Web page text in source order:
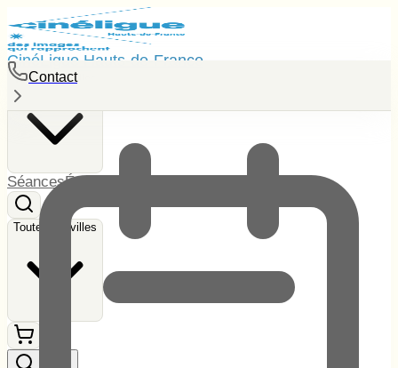
CinéLigue Hauts-de-France
Toutes les villes
SéancesÉvénements
Toutes les villes
Contact